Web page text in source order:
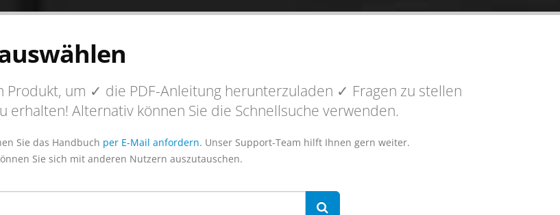
Produkt, um ✓ die PDF-Anleitungherunterzuladen ✓ Fragen zu stellen
erhalten! Alternativ können Sie die Schnellsuche verwenden.
Sie das Handbuch per E-Mail anfordern. Unser Support-Team hilft Ihnen gern weiter.
Sie sich mit anderen Nutzern auszutauschen.